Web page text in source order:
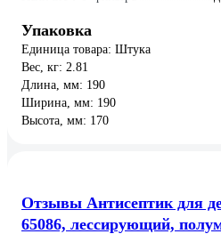
Упаковка
Единица товара: Штука
Вес, кг: 2.81
Длина, мм: 190
Ширина, мм: 190
Высота, мм: 170
Отзывы Антисептик для
65086, лессирующий,